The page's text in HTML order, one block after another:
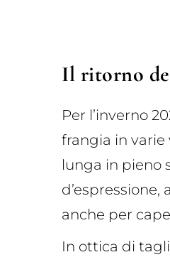
Il ritorno
Per l’inverno
frangia in varie
lunga in pieno
anche per
In ottica di